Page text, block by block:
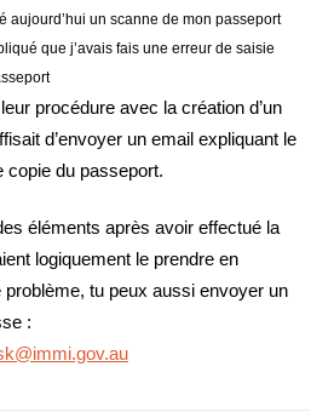
aujourd’hui un scanne de mon passeport
que j’avais fais une erreur de saisie
procédure avec la création d’un
d’envoyer un email expliquant le
copie du passeport.
éléments après avoir effectué la
logiquement le prendre en
tu peux aussi envoyer un
: